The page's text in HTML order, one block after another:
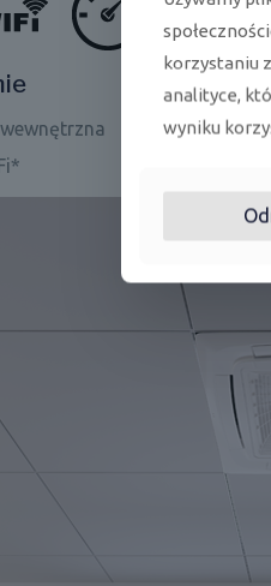
korzystaniu
analityce,
wyniku